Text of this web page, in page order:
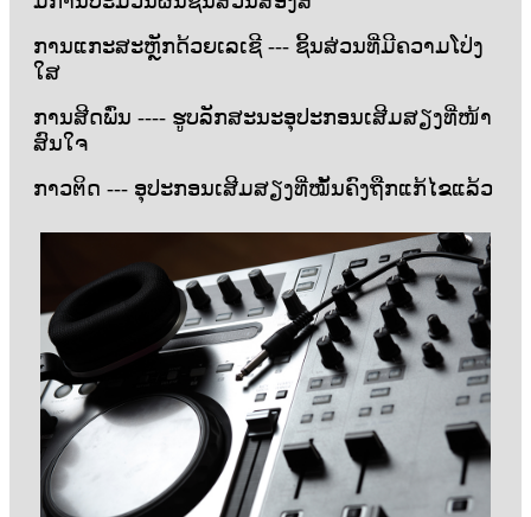
ການແກະສະຫຼັກດ້ວຍເລເຊີ --- ຊິ້ນສ່ວນທີ່ມີຄວາມໂປ່ງ
ໃສ
ການສີດພົ່ນ ---- ຮູບລັກສະນະອຸປະກອນເສີມສຽງທີ່ໜ້າ
ສົນໃຈ
ກາວຕິດ --- ອຸປະກອນເສີມສຽງທີ່ໝັ້ນຄົງຖືກແກ້ໄຂແລ້ວ